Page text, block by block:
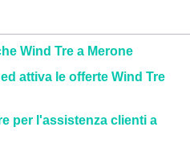
Wind Tre a Merone
attiva le offerte Wind Tre
per l'assistenza clienti a